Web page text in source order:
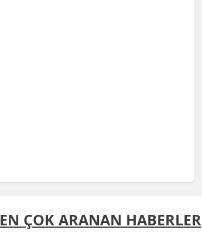
EN ÇOK ARANAN HABERLER